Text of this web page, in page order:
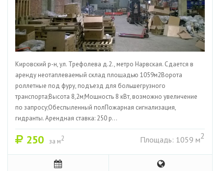
Кировский р-н, ул. Трефолева д.2., метро Нарвская. Сдается в
аренду неотаплеваемый склад площадью 1059м2Ворота
роллетные под фуру, подъезд для большегрузного
транспорта;Высота 8,2м;Мощность 8 кВт, возможно увеличение
по запросу;Обеспыленный полПожарная сигнализация,
гидранты. Арендная ставка: 250 р...
250 за м2 Площадь: 1059 м2